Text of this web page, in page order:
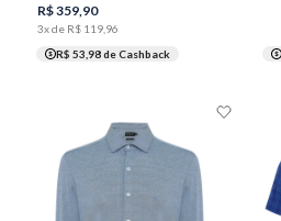
R$359 90
3x de R$ 119 96
R$ 53,98de Cashback